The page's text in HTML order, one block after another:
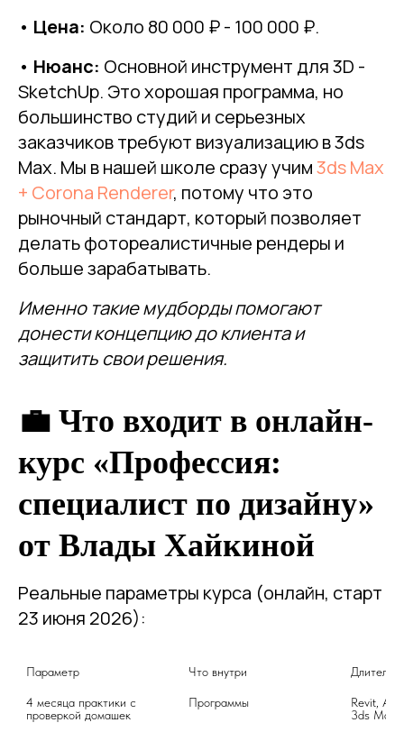
• Цена: Около 80 000 ₽ - 100 000 ₽.
• Нюанс: Основной инструмент для 3D -
SketchUp. Это хорошая программа, но
большинство студий и серьезных
заказчиков требуют визуализацию в 3ds
Max. Мы в нашей школе сразу учим3ds Max
+ Corona Renderer, потому что это
рыночный стандарт, который позволяет
делать фотореалистичные рендеры и
больше зарабатывать.
Именно такие мудборды помогают
донести концепцию до клиента и
защитить свои решения.
💼 Что входит в онлайн-
курс «Профессия:
специалист по дизайну»
от Влады Хайкиной
Реальные параметры курса (онлайн, старт
23 июня 2026):
Параметр Что внутри
4 месяца практики с
проверкой домашек
Программы
Revit,
3ds Max